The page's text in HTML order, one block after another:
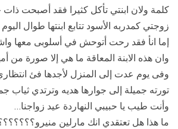
كلمة ولان ابنتي تأكل كثيرا فقد أصبحت
زوجتي كمدربه الأسود تتابع ابنتها طوال اليوم
إما انأ فقد رحت أتوحش في أسلوبى معها
وان هذه الابنة المعاقة ما هي إلا صورة من
وفى يوم عدت إلى المنزل لأجدها فئ
تورته جميلة إلى جوارها هديه وترتدي
وأنت طيب يا حبيبي النهاردة عيد زواجنا…
ما هذا هل تعتقدي انك مارلين